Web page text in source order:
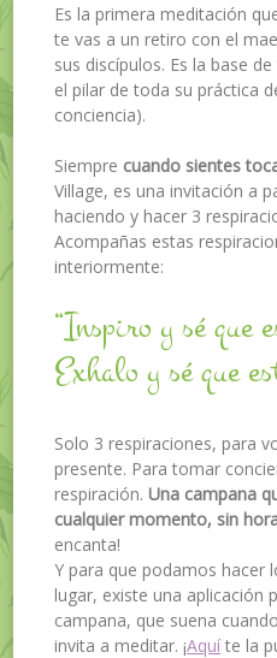
Es la primera meditación
te vas a un retiro con el
sus discípulos. Es la base
el pilar de toda su práctica
conciencia).
Siempre cuando sientes
Village, es una invitación a
haciendo y hacer 3
Acompañas estas
interiormente:
“Inspiro y sé que
Exhalo y sé que
Solo 3 respiraciones, para
presente. Para tomar
respiración. Una campana
cualquier momento, sin
encanta!
Y para que podamos hacer
lugar, existe una aplicación
campana, que suena
invita a meditar. ¡Aquí te la